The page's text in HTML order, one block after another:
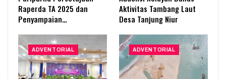
Raperda TA 2025 dan
Penyampaian…
Aktivitas Tambang Laut
Desa Tanjung Niur
ADVENTORIAL ADVENTORIAL